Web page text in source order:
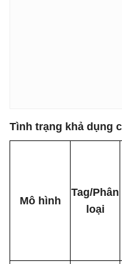
Tình trạng khả dụng
Mô hình
Tag/Phân
loại